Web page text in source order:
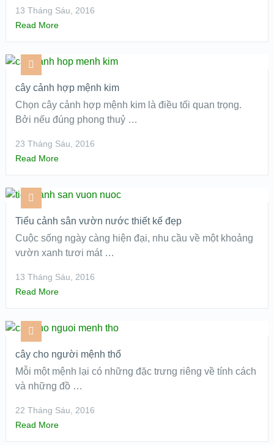
13 Tháng Sáu, 2016
Read More
cây cảnh hợp mệnh kim
Chọn cây cảnh hợp mệnh kim là điều tối quan trọng.
Bởi nếu đúng phong thuỷ …
23 Tháng Sáu, 2016
Read More
Tiểu cảnh sân vườn nước thiết kế đẹp
Cuộc sống ngày càng hiện đại, nhu cầu về một khoảng
vườn xanh tươi mát …
13 Tháng Sáu, 2016
Read More
cây cho người mệnh thổ
Mỗi một mệnh lại có những đặc trưng riêng về tính cách
và những đồ …
22 Tháng Sáu, 2016
Read More